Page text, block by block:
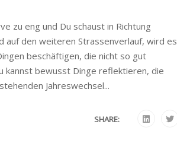
zu eng und Du schaust in Richtung
auf den weiteren Strassenverlauf, wird es
beschäftigen, die nicht so gut
kannst bewusst Dinge reflektieren, die
Jahreswechsel...
SHARE: